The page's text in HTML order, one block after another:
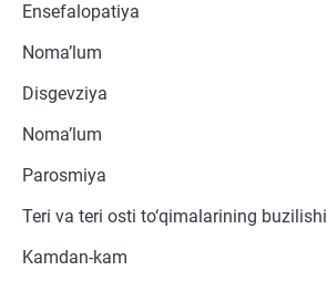
Ensefalopatiya
Noma’lum
Disgevziya
Noma’lum
Parosmiya
Teri va teri osti to‘qimalarining buzilishi
Kamdan-kam